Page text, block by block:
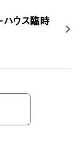
ハウス臨時